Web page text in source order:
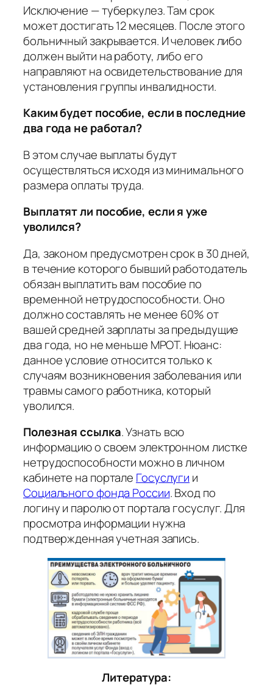
Исключение — туберкулез. Там срок
может достигать 12 месяцев. После этого
больничный закрывается. И человек либо
должен выйти на работу, либо его
направляют на освидетельствование для
установления группы инвалидности.
Каким будет пособие, если в последние
два года не работал?
В этом случае выплаты будут
осуществляться исходя из минимального
размера оплаты труда.
Выплатят ли пособие, если я уже
уволился?
Да, законом предусмотрен срок в 30 дней,
в течение которого бывший работодатель
обязан выплатить вам пособие по
временной нетрудоспособности. Оно
должно составлять не менее 60% от
вашей средней зарплаты за предыдущие
два года, но не меньше МРОТ. Нюанс:
данное условие относится только к
случаям возникновения заболевания или
травмы самого работника, который
уволился.
Полезная ссылка. Узнать всю
информацию о своем электронном листке
нетрудоспособности можно в личном
кабинете на портале Госуслуги и
Социального фонда России. Вход по
логину и паролю от портала госуслуг. Для
просмотра информации нужна
подтвержденная учетная запись.
Литература: